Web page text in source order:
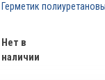
Герметик
Нет в
наличии